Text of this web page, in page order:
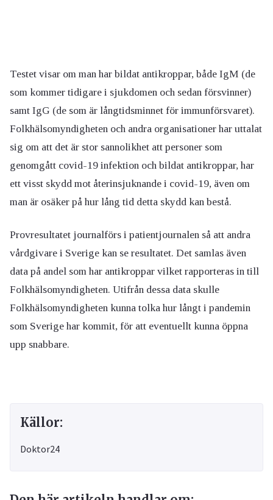
Testet visar om man har bildat antikroppar, både IgM (de
som kommer tidigare i sjukdomen och sedan försvinner)
samt IgG (de som är långtidsminnet för immunförsvaret).
Folkhälsomyndigheten och andra organisationer har uttalat
sig om att det är stor sannolikhet att personer som
genomgått covid-19 infektion och bildat antikroppar, har
ett visst skydd mot återinsjuknande i covid-19, även om
man är osäker på hur lång tid detta skydd kan bestå.
Provresultatet journalförs i patientjournalen så att andra
vårdgivare i Sverige kan se resultatet. Det samlas även
data på andel som har antikroppar vilket rapporteras in till
Folkhälsomyndigheten. Utifrån dessa data skulle
Folkhälsomyndigheten kunna tolka hur långt i pandemin
som Sverige har kommit, för att eventuellt kunna öppna
upp snabbare.
Källor:
Doktor24